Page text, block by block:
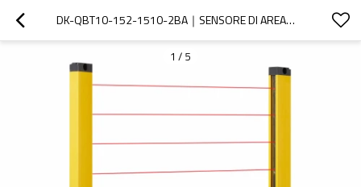
DK-QBT10-152-1510-2BA｜SENSORE DI AREA｜DADISICK
1 / 5